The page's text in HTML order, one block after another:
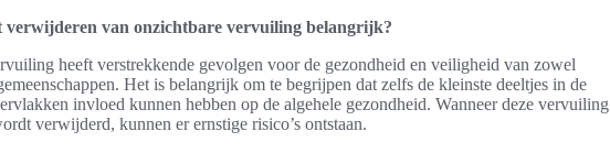
verwijderen van onzichtbare vervuiling belangrijk?
heeft verstrekkende gevolgen voor de gezondheid en veiligheid van zowel
Het is belangrijk om te begrijpen dat zelfs de kleinste deeltjes in de
invloed kunnen hebben op de algehele gezondheid. Wanneer deze vervuiling
verwijderd, kunnen er ernstige risico’s ontstaan.